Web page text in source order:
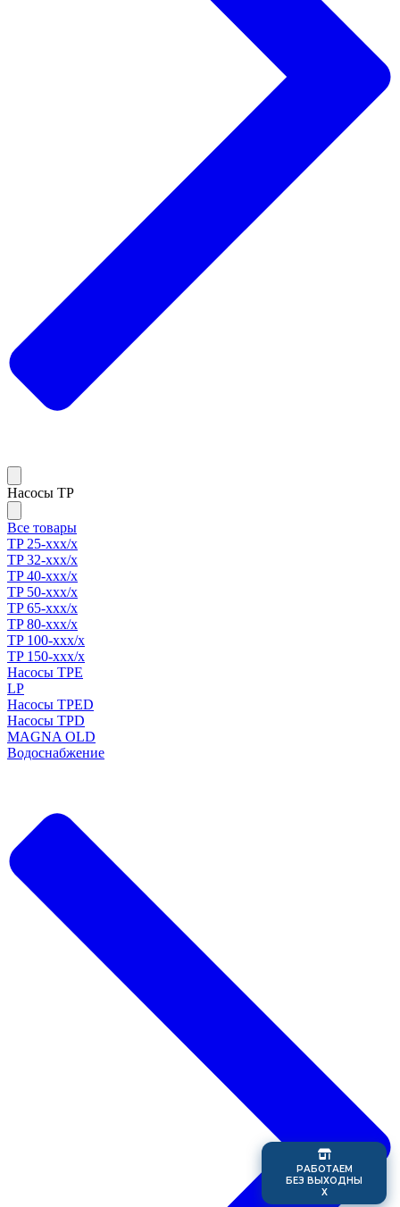
Насосы TP
Все товары
TP 25-xxx/x
TP 32-xxx/x
TP 40-xxx/x
TP 50-xxx/x
TP 65-xxx/x
TP 80-xxx/x
TP 100-xxx/x
TP 150-xxx/x
Насосы TPE
LP
Насосы TPED
Насосы TPD
MAGNA OLD
Водоснабжение
РАБОТАЕМ
БЕЗ ВЫХОДНЫ
Х